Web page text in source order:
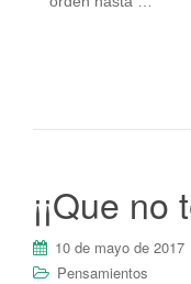
¡¡Que
10 de mayo de 2017
Pensamientos